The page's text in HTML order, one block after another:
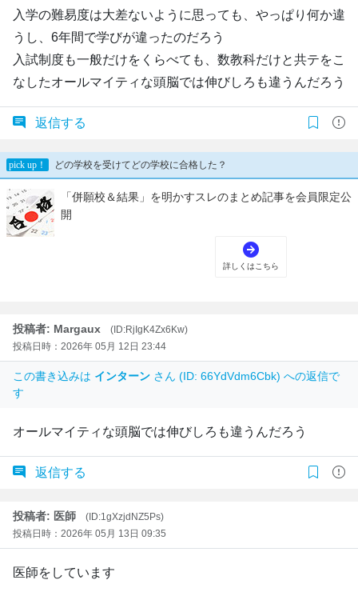
入学の難易度は大差ないように思っても、やっぱり何か違
うし、6年間で学びが違ったのだろう
入試制度も一般だけをくらべても、数教科だけと共テをこ
なしたオールマイティな頭脳では伸びしろも違うんだろう
返信する
投稿者: Margaux
(ID:RjIgK4Zx6Kw)
投稿日時：2026年 05月 12日 23:44
この書き込みは インターン さん (ID: 66YdVdm6Cbk) への返信で
す
オールマイティな頭脳では伸びしろも違うんだろう
返信する
投稿者: 医師
(ID:1gXzjdNZ5Ps)
投稿日時：2026年 05月 13日 09:35
医師をしています